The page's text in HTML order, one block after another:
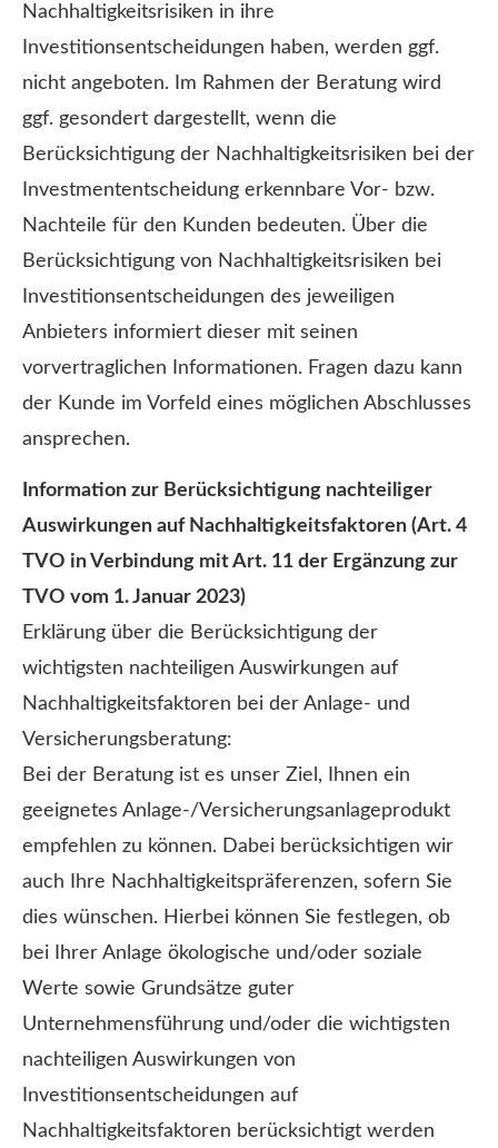
Nachhaltigkeitsrisiken in ihre
Investitionsentscheidungen haben, werden ggf.
nicht angeboten. Im Rahmen der Beratung wird
ggf. gesondert dargestellt, wenn die
Berücksichtigung der Nachhaltigkeitsrisiken bei der
Investmententscheidung erkennbare Vor- bzw.
Nachteile für den Kunden bedeuten. Über die
Berücksichtigung von Nachhaltigkeitsrisiken bei
Investitionsentscheidungen des jeweiligen
Anbieters informiert dieser mit seinen
vorvertraglichen Informationen. Fragen dazu kann
der Kunde im Vorfeld eines möglichen Abschlusses
ansprechen.
Information zur Berücksichtigung nachteiliger
Auswirkungen auf Nachhaltigkeitsfaktoren (Art. 4
TVO in Verbindung mit Art. 11 der Ergänzung zur
TVO vom 1. Januar 2023)
Erklärung über die Berücksichtigung der
wichtigsten nachteiligen Auswirkungen auf
Nachhaltigkeitsfaktoren bei der Anlage- und
Versicherungsberatung:
Bei der Beratung ist es unser Ziel, Ihnen ein
geeignetes Anlage-/Versicherungsanlageprodukt
empfehlen zu können. Dabei berücksichtigen wir
auch Ihre Nachhaltigkeitspräferenzen, sofern Sie
dies wünschen. Hierbei können Sie festlegen, ob
bei Ihrer Anlage ökologische und/oder soziale
Werte sowie Grundsätze guter
Unternehmensführung und/oder die wichtigsten
nachteiligen Auswirkungen von
Investitionsentscheidungen auf
Nachhaltigkeitsfaktoren berücksichtigt werden